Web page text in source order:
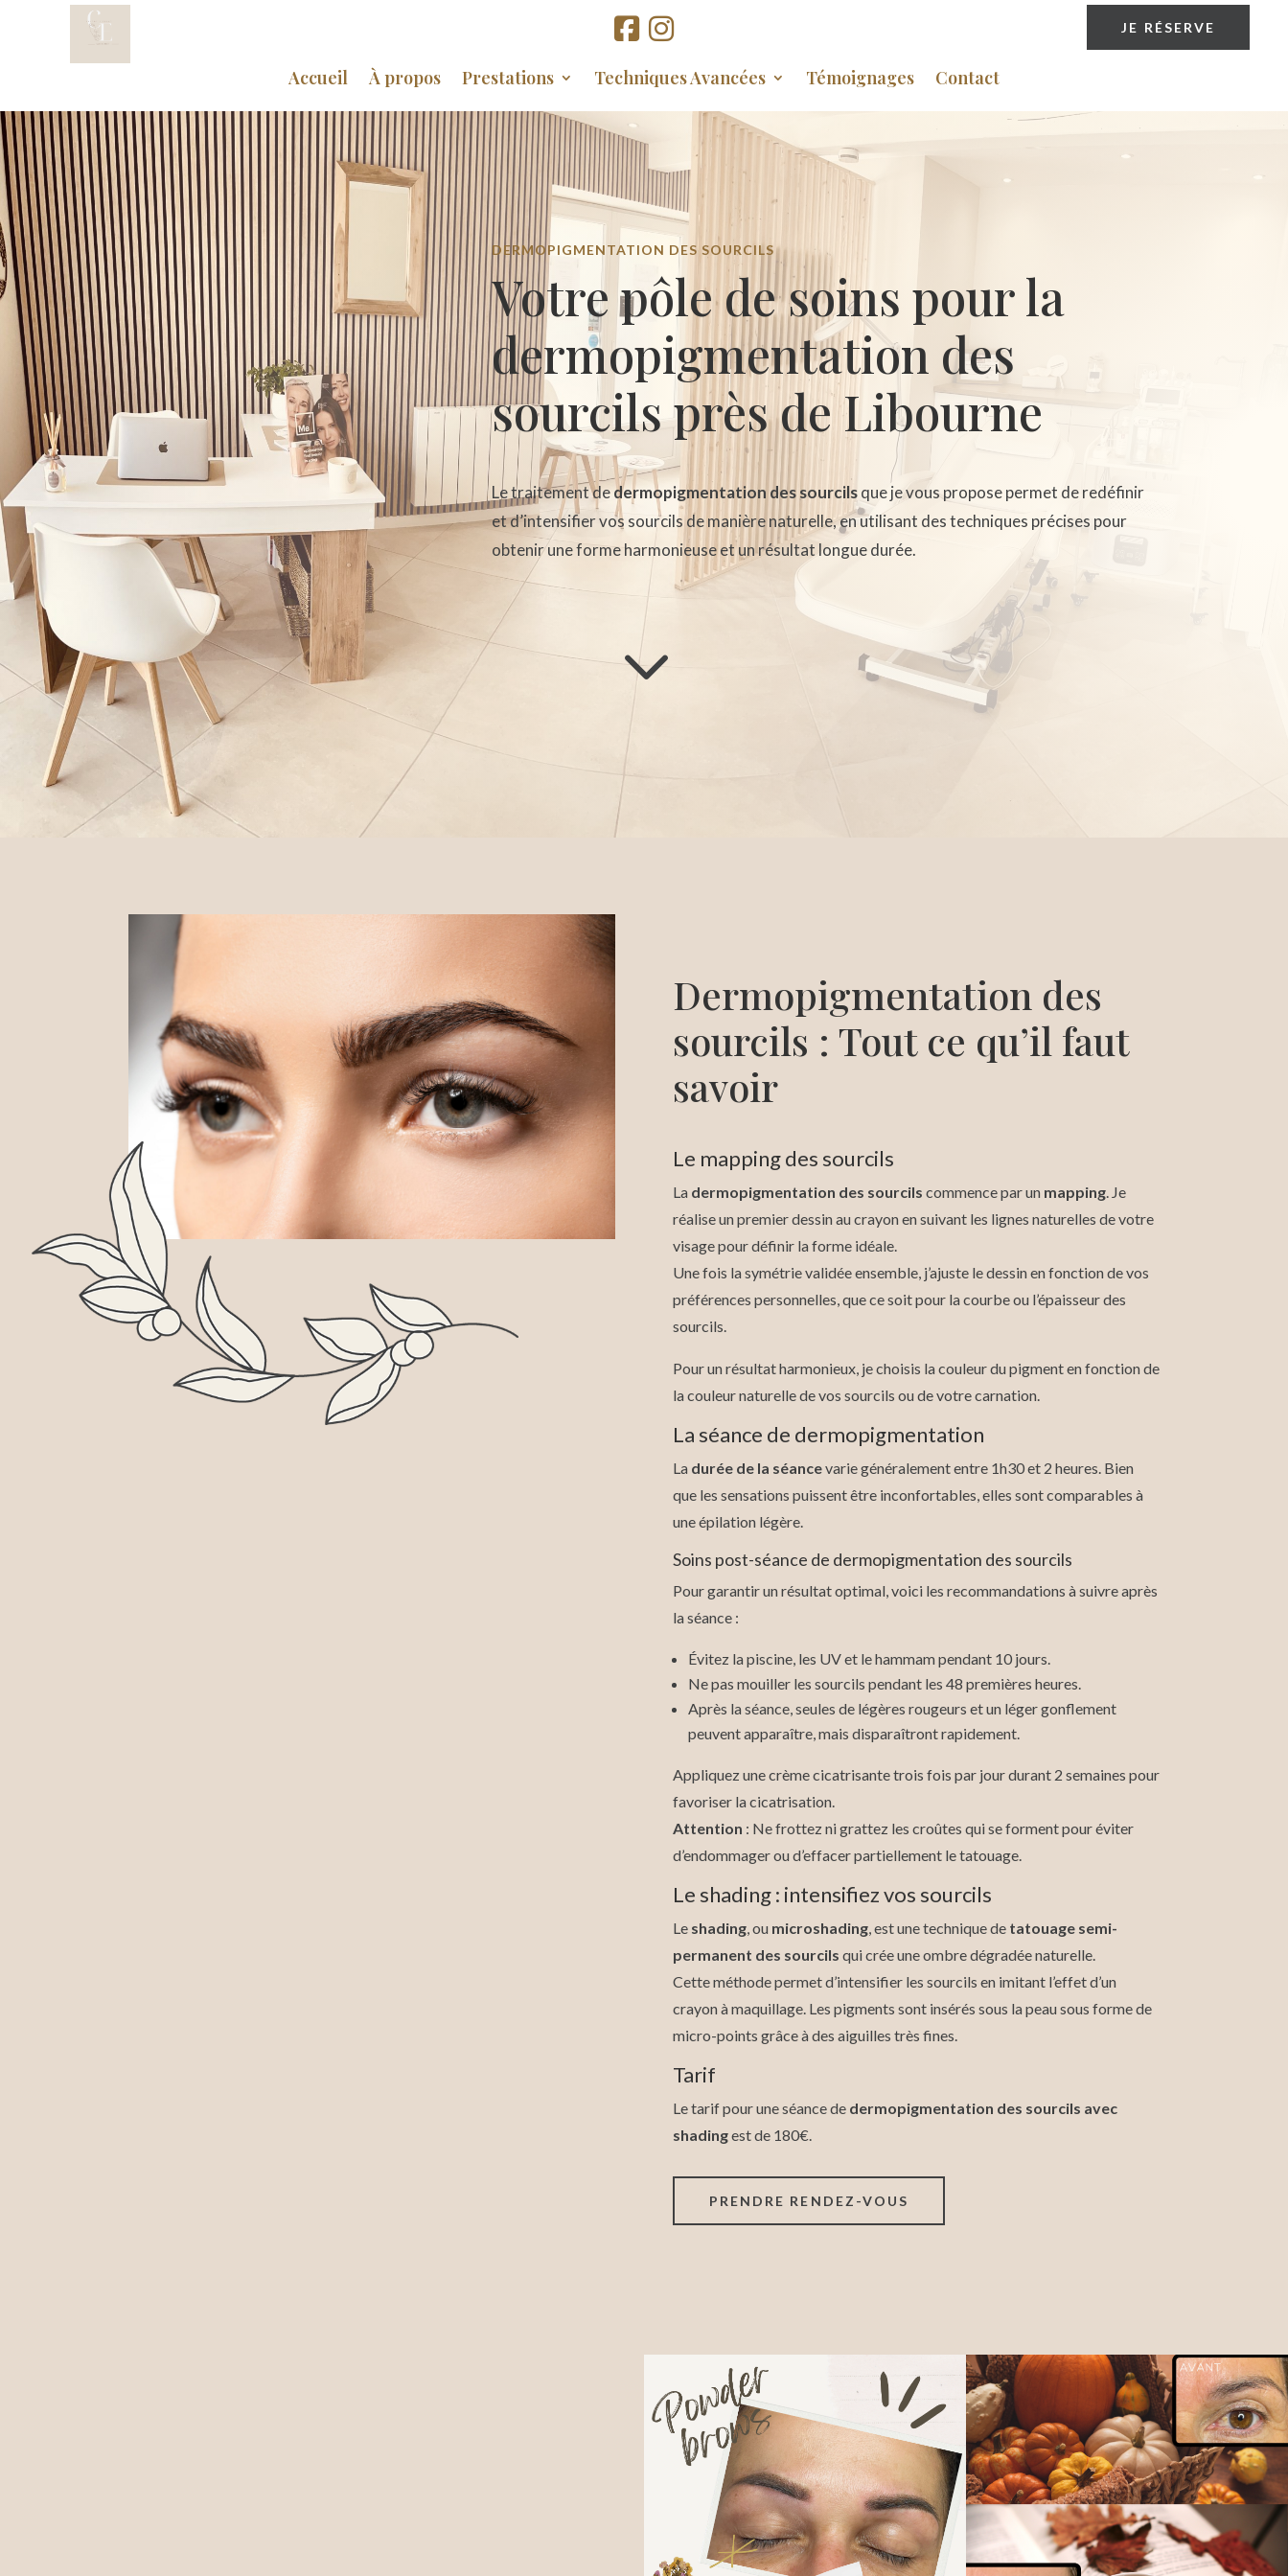
JE RÉSERVE
Accueil À propos Prestations Techniques Avancées Témoignages Contact
DERMOPIGMENTATION DES SOURCILS
Votre pôle de soins pour la
dermopigmentation des
sourcils près de Libourne
Le traitement dedermopigmentation des sourcilsque je vous propose permet de redéfinir
et d’intensifier vos sourcils de manière naturelle, en utilisant des techniques précises pour
obtenir une forme harmonieuse et un résultat longue durée.
3
Dermopigmentation des
sourcils : Tout ce qu’il faut
savoir
Le mapping des sourcils
La dermopigmentation des sourcils commence par un mapping. Je
réalise un premier dessin au crayon en suivant les lignes naturelles de votre
visage pour définir la forme idéale.
Une fois la symétrie validée ensemble, j’ajuste le dessin en fonction de vos
préférences personnelles, que ce soit pour la courbe ou l’épaisseur des
sourcils.
Pour un résultat harmonieux, je choisis la couleur du pigment en fonction de
la couleur naturelle de vos sourcils ou de votre carnation.
La séance de dermopigmentation
La durée de la séancevarie généralement entre 1h30 et 2 heures. Bien
que les sensations puissent être inconfortables, elles sont comparables à
une épilation légère.
Soins post-séance de dermopigmentation des sourcils
Pour garantir un résultat optimal, voici les recommandations à suivre après
la séance :
Évitez la piscine, les UV et le hammam pendant 10 jours.
Ne pas mouiller les sourcils pendant les 48 premières heures.
Après la séance, seules de légères rougeurs et un léger gonflement
peuvent apparaître, mais disparaîtront rapidement.
Appliquez une crème cicatrisante trois fois par jour durant 2 semaines pour
favoriser la cicatrisation.
Attention : Ne frottez ni grattez les croûtes qui se forment pour éviter
d’endommager ou d’effacer partiellement le tatouage.
Le shading : intensifiez vos sourcils
Le shading, ou microshading, est une technique de tatouage semi-
permanent des sourcils qui crée une ombre dégradée naturelle.
Cette méthode permet d’intensifier les sourcils en imitant l’effet d’un
crayon à maquillage. Les pigments sont insérés sous la peau sous forme de
micro-points grâce à des aiguilles très fines.
Tarif
Le tarif pour une séance de dermopigmentation des sourcils avec
shadingest de 180€.
PRENDRE RENDEZ-VOUS